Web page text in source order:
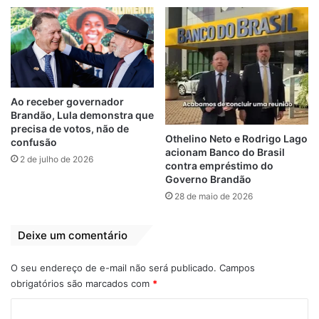
voltou a funcionar, agora com três
ambulâncias novinhas.
Ex-Prefeito Inaldo Pereira Fred Campos
Herança Maldita Paço do Lumiar
Salário atrasado
Ao receber governador
Brandão, Lula demonstra que
precisa de votos, não de
confusão
2 de julho de 2026
Othelino Neto e Rodrigo Lago
acionam Banco do Brasil
contra empréstimo do
Governo Brandão
28 de maio de 2026
Deixe um comentário
O seu endereço de e-mail não será publicado. Campos
obrigatórios são marcados com *